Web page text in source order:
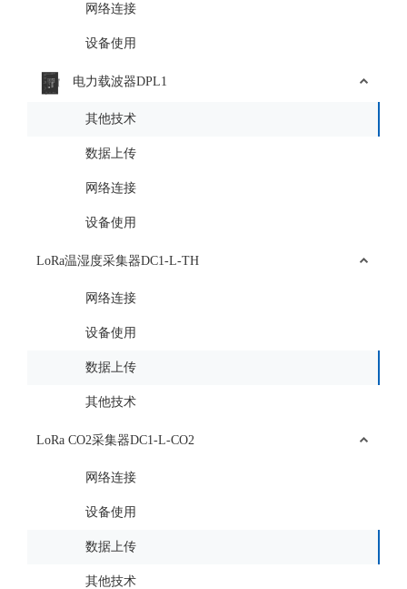
网络连接
设备使用
电力载波器DPL1
其他技术
数据上传
网络连接
设备使用
LoRa温湿度采集器DC1-L-TH
网络连接
设备使用
数据上传
其他技术
LoRa CO2采集器DC1-L-CO2
网络连接
设备使用
数据上传
其他技术